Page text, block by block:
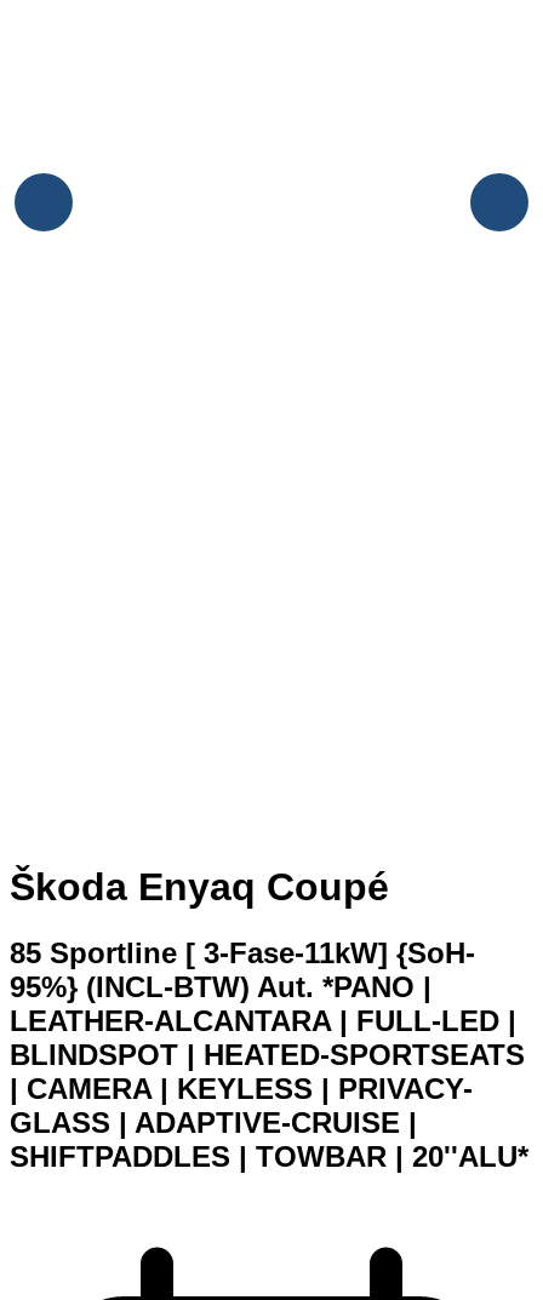
Škoda Enyaq Coupé
85 Sportline [ 3-Fase-11kW] {SoH-
95%} (INCL-BTW) Aut. *PANO |
LEATHER-ALCANTARA | FULL-LED |
BLINDSPOT | HEATED-SPORTSEATS
| CAMERA | KEYLESS | PRIVACY-
GLASS | ADAPTIVE-CRUISE |
SHIFTPADDLES | TOWBAR | 20''ALU*